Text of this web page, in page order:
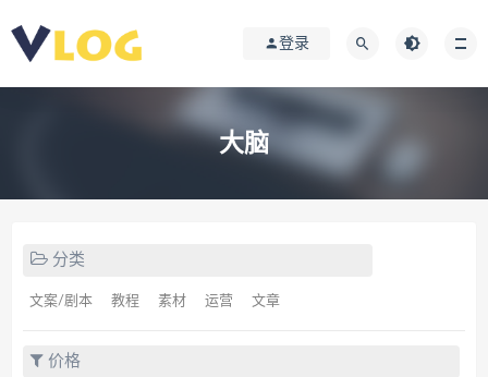
登录
大脑
分类
文案/剧本 教程 素材 运营 文章
价格